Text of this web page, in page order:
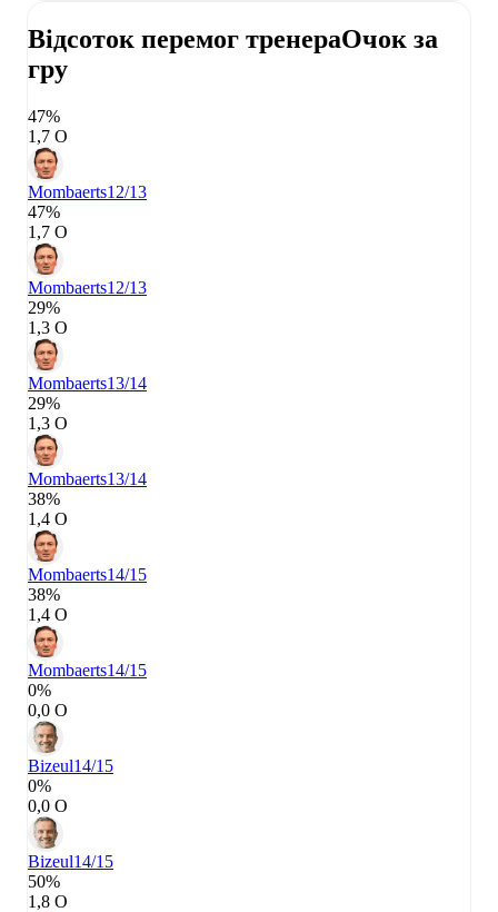
Відсоток перемог тренераОчок за
гру
47%
1,7 О
Mombaerts12/13
47%
1,7 О
Mombaerts12/13
29%
1,3 О
Mombaerts13/14
29%
1,3 О
Mombaerts13/14
38%
1,4 О
Mombaerts14/15
38%
1,4 О
Mombaerts14/15
0%
0,0 О
Bizeul14/15
0%
0,0 О
Bizeul14/15
50%
1,8 О